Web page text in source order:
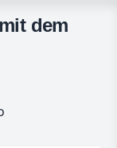
dem